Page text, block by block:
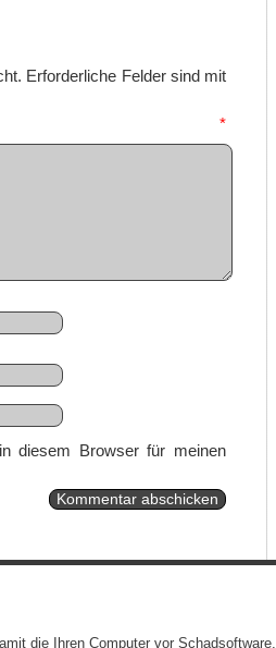
Erforderliche Felder sind mit
*
diesem Browser für meinen
(RSS)undKommentare (RSS).
die Ihren Computer vor